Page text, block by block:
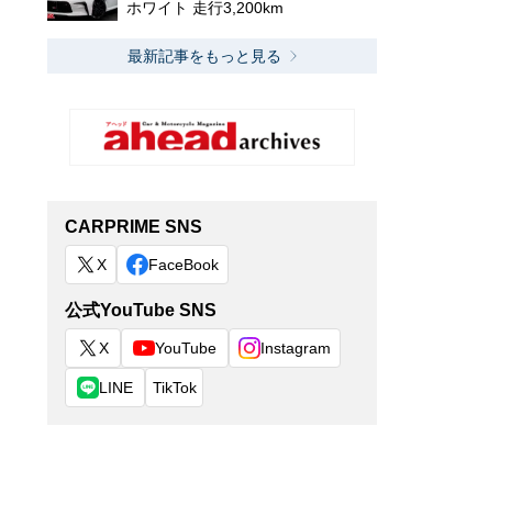
ホワイト 走行3,200km
最新記事をもっと見る
CARPRIME SNS
X FaceBook
公式YouTube SNS
X YouTube Instagram
LINE TikTok